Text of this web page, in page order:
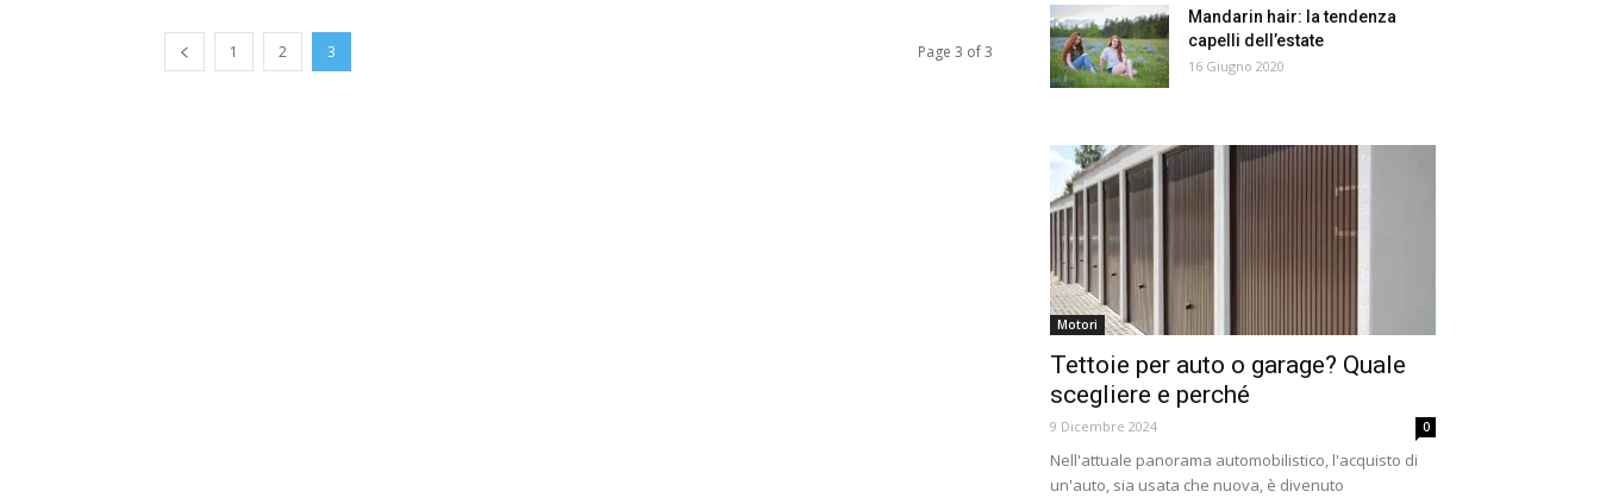
1 2 3 Page 3 of 3
Mandarin hair: la tendenza
capelli dell’estate
16 Giugno 2020
Motori
Tettoie per auto o garage? Quale
scegliere e perché
9 Dicembre 2024 0
Nell'attuale panorama automobilistico, l'acquisto di
un'auto, sia usata che nuova, è divenuto